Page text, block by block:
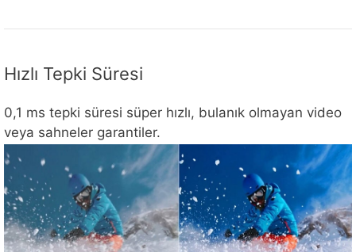
Hızlı Tepki Süresi
0,1 ms tepki süresi süper hızlı, bulanık olmayan video
veya sahneler garantiler.